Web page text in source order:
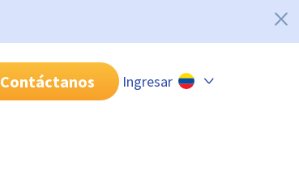
Contáctanos Ingresar